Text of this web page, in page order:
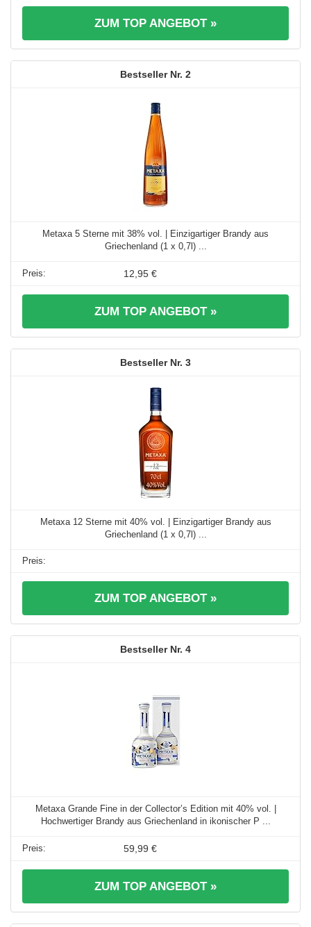
ZUM TOP ANGEBOT »
2
Metaxa 5 Sterne mit 38% vol. | Einzigartiger Brandy aus
Griechenland (1 x 0,7l) ...
12,95 €
ZUM TOP ANGEBOT »
3
Metaxa 12 Sterne mit 40% vol. | Einzigartiger Brandy aus
Griechenland (1 x 0,7l) ...
ZUM TOP ANGEBOT »
4
Metaxa Grande Fine in der Collector’s Edition mit 40% vol. |
Hochwertiger Brandy aus Griechenland in ikonischer P ...
59,99 €
ZUM TOP ANGEBOT »